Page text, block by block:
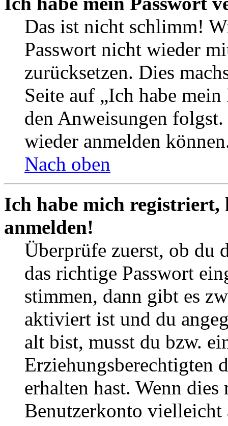
Das ist nicht schlimm!
Passwort nicht wieder
zurücksetzen. Dies
Seite auf „Ich habe
den Anweisungen
wieder anmelden
Nach oben
Ich habe mich
anmelden!
Überprüfe zuerst, ob du
das richtige Passwort
stimmen, dann gibt es
aktiviert ist und du
alt bist, musst du bzw.
Erziehungsberechtigten
erhalten hast. Wenn
Benutzerkonto